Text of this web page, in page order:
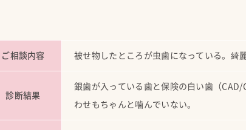
ご相談内容 被せ物したところが虫歯になっている。綺
診断結果
銀歯が入っている歯と保険の白い歯（
わせもちゃんと噛んでいない。